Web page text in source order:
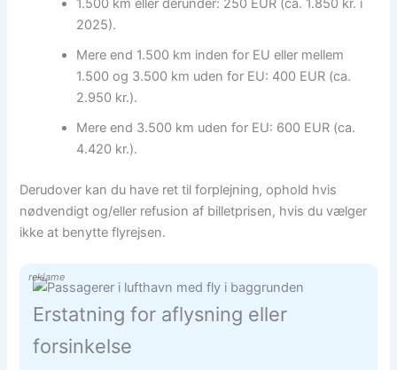
1.500 km eller derunder: 250 EUR (ca. 1.850 kr. i
2025).
Mere end 1.500 km inden for EU eller mellem
1.500 og 3.500 km uden for EU: 400 EUR (ca.
2.950 kr.).
Mere end 3.500 km uden for EU: 600 EUR (ca.
4.420 kr.).
Derudover kan du have ret til forplejning, ophold hvis
nødvendigt og/eller refusion af billetprisen, hvis du vælger
ikke at benytte flyrejsen.
reklame
Erstatning for aflysning eller
forsinkelse